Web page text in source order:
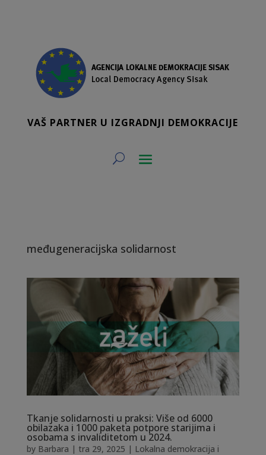
VAŠ PARTNER U IZGRADNJI DEMOKRACIJE
međugeneracijska solidarnost
Tkanje solidarnosti u praksi: Više od 6000
obilazaka i 1000 paketa potpore starijima i
osobama s invaliditetom u 2024.
by Barbara | tra 29, 2025 | Lokalna demokracija i